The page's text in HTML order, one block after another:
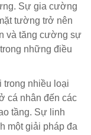
Sự gia cường
tường trở nên
và tăng cường sự
những điều
trong nhiều loại
cá nhân đến các
tầng. Sự linh
một giải pháp đa